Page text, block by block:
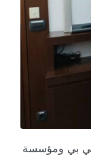
تي بي ومؤسسة